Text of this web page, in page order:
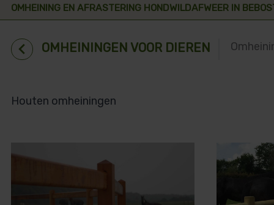
OMHEINING EN AFRASTERING HONDWILDAFWEER IN
chevron_left OMHEININGEN VOOR DIEREN
Houten omheiningen